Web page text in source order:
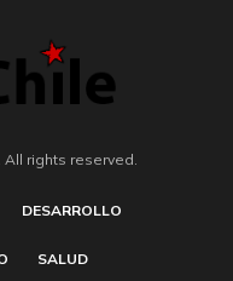
rights reserved.
DESARROLLO
SALUD